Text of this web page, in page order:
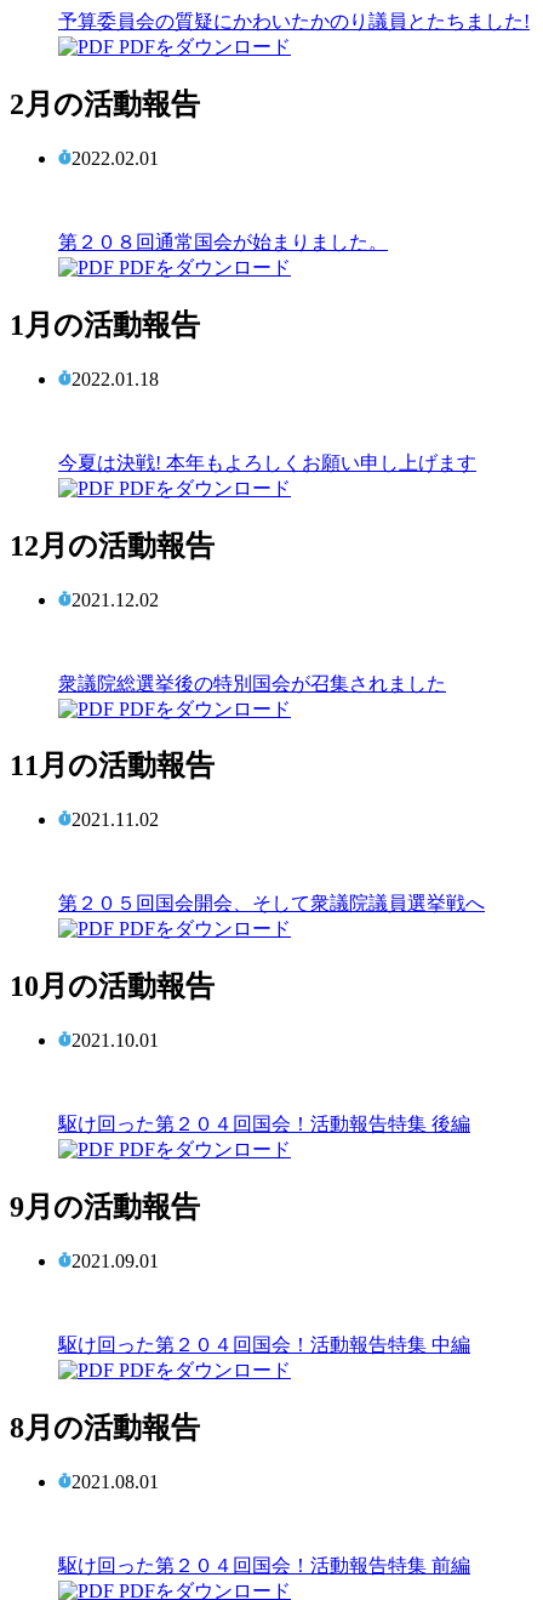
予算委員会の質疑にかわいたかのり議員とたちました!
PDFをダウンロード
2月の活動報告
2022.02.01
第２０８回通常国会が始まりました。
PDFをダウンロード
1月の活動報告
2022.01.18
今夏は決戦! 本年もよろしくお願い申し上げます
PDFをダウンロード
12月の活動報告
2021.12.02
衆議院総選挙後の特別国会が召集されました
PDFをダウンロード
11月の活動報告
2021.11.02
第２０５回国会開会、そして衆議院議員選挙戦へ
PDFをダウンロード
10月の活動報告
2021.10.01
駆け回った第２０４回国会！活動報告特集 後編
PDFをダウンロード
9月の活動報告
2021.09.01
駆け回った第２０４回国会！活動報告特集 中編
PDFをダウンロード
8月の活動報告
2021.08.01
駆け回った第２０４回国会！活動報告特集 前編
PDFをダウンロード